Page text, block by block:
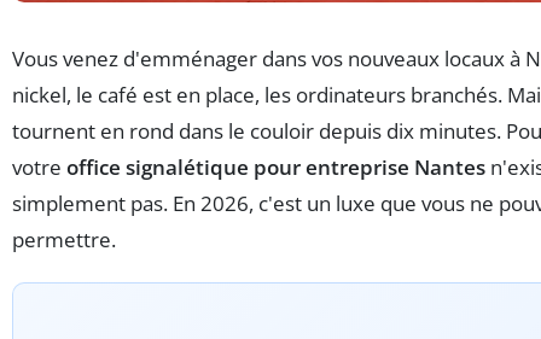
Vous venez d'emménager dans vos nouveaux locaux à
nickel, le café est en place, les ordinateurs branchés.
tournent en rond dans le couloir depuis dix minutes.
votre office signalétique pour entreprise Nantes
simplement pas. En 2026, c'est un luxe que vous ne
permettre.